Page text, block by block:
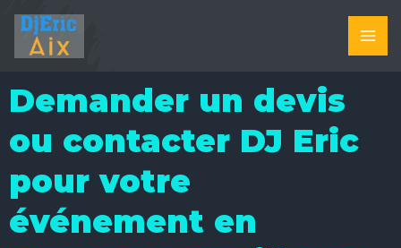
Aller
contenu
Demander un devis
ou contacter DJ Eric
pour votre
événement en